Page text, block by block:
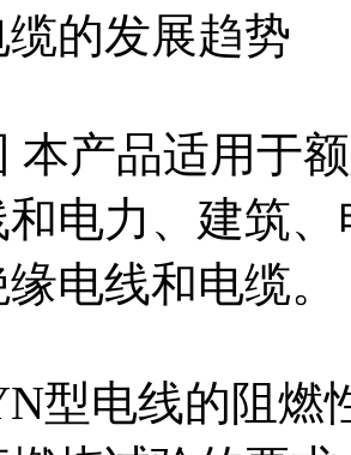
的发展趋势
本产品适用于
和电力、建筑
电线和电缆。
型电线的阻燃